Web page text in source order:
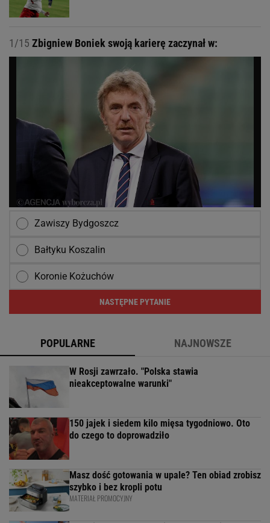
1/15 Zbigniew Boniek swoją karierę zaczynał w:
Zawiszy Bydgoszcz
Bałtyku Koszalin
Koronie Kożuchów
NASTĘPNE PYTANIE
POPULARNE NAJNOWSZE
W Rosji zawrzało. "Polska stawia
nieakceptowalne warunki"
150 jajek i siedem kilo mięsa tygodniowo. Oto
do czego to doprowadziło
Masz dość gotowania w upale? Ten obiad zrobisz
szybko i bez kropli potu
MATERIAŁ PROMOCYJNY